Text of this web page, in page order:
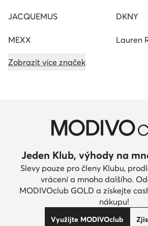
JACQUEMUS DKNY
MEXX Lauren
Zobrazit více značek
Jeden Klub, výhody na
Slevy pouze pro členy Klubu,
vrácení a mnoho dalšího.
MODIVOclub GOLD a získejte
nákupu!
Využijte MODIVOclub